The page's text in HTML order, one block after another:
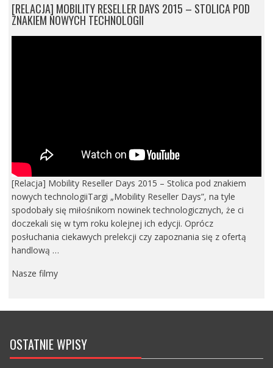
[RELACJA] MOBILITY RESELLER DAYS 2015 – STOLICA POD
ZNAKIEM NOWYCH TECHNOLOGII
[Relacja] Mobility Reseller Days 2015 – Stolica pod znakiem
nowych technologiiTargi „Mobility Reseller Days”, na tyle
spodobały się miłośnikom nowinek technologicznych, że ci
doczekali się w tym roku kolejnej ich edycji. Oprócz
posłuchania ciekawych prelekcji czy zapoznania się z ofertą
handlową …
Nasze filmy
OSTATNIE WPISY